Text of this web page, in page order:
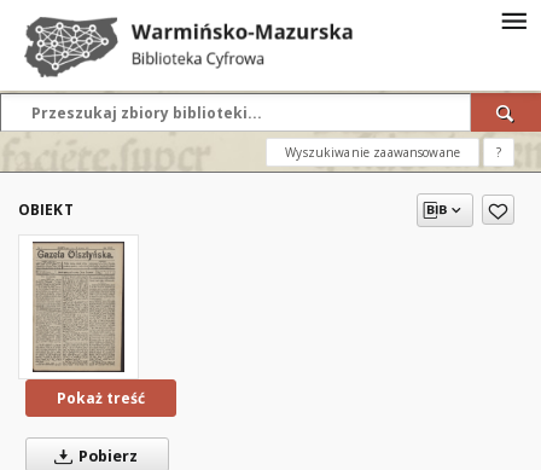
Wyszukiwanie zaawansowane ?
OBIEKT
Pokaż treść
Pobierz